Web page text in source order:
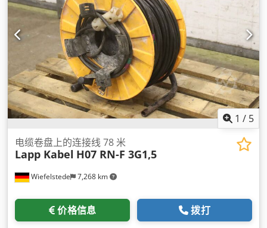
1 / 5
Wiefelstede 7,268 km
电缆卷盘上的连接线 78 米
Lapp Kabel H07 RN-F 3G1,5
价格信息 拨打